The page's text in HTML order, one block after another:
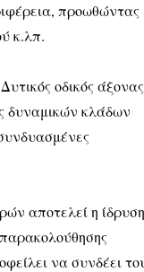
προωθώντας
κ.λπ.
οδικός
δυναμικών κλάδων
αποτελεί η ίδρυση
να συνδέει